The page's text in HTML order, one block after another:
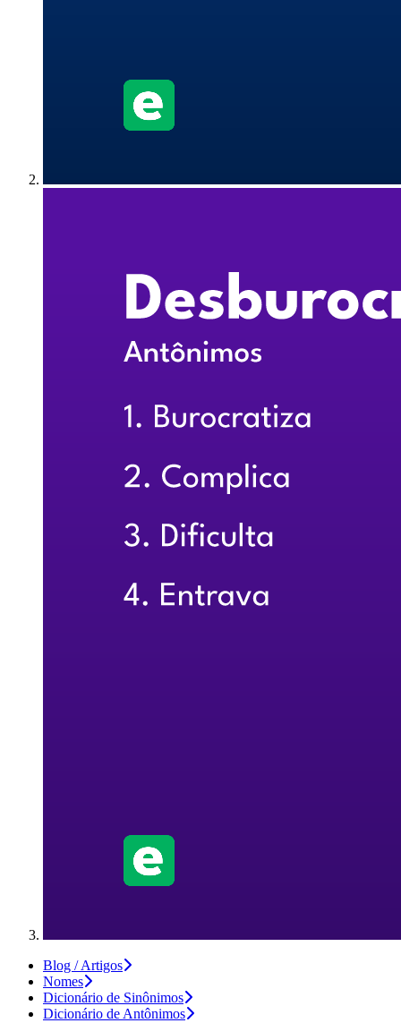
Blog / Artigos
Nomes
Dicionário de Sinônimos
Dicionário de Antônimos